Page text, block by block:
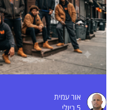
אור עמית
5 ביולי